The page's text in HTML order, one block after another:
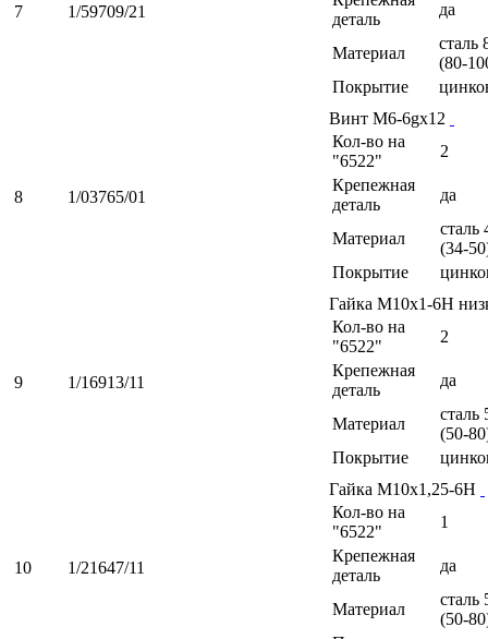
7 1/59709/21
деталь
да
Материал
сталь
(80-
Покрытие
8 1/03765/01
Винт М6-6gх12
Кол-во на
"6522"
2
Крепежная
деталь
да
Материал
сталь
(34-
Покрытие
9 1/16913/11
Гайка М10х1-6Н
Кол-во на
"6522"
2
Крепежная
деталь
да
Материал
сталь
(50-
Покрытие
10 1/21647/11
Гайка М10х1,25-6Н
Кол-во на
"6522"
1
Крепежная
деталь
да
Материал
сталь
(50-